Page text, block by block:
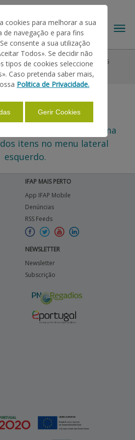
o menu
no Pedido Único
Pré-PU 2025
Desfavorecidas
com este tema
itens no menu lateral
esquerdo.
IFAP MAIS PERTO
App IFAP Mobile
Denúncias
RSS Feeds
NEWSLETTER
Newsletter
Subscrição
cookies para melhorar a sua
de navegação e para fins
consente a sua utilização
Todos». Se decidir não
tipos de cookies seleccione
Caso pretenda saber mais,
Politica de Privacidade.
Gerir Cookies